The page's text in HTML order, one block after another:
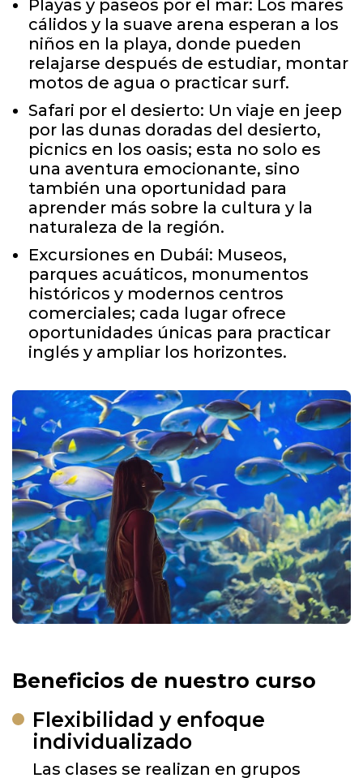
Playas y paseos por el mar: Los mares
cálidos y la suave arena esperan a los
niños en la playa, donde pueden
relajarse después de estudiar, montar
motos de agua o practicar surf.
Safari por el desierto: Un viaje en jeep
por las dunas doradas del desierto,
picnics en los oasis; esta no solo es
una aventura emocionante, sino
también una oportunidad para
aprender más sobre la cultura y la
naturaleza de la región.
Excursiones en Dubái: Museos,
parques acuáticos, monumentos
históricos y modernos centros
comerciales; cada lugar ofrece
oportunidades únicas para practicar
inglés y ampliar los horizontes.
Beneficios de nuestro curso
Flexibilidad y enfoque
individualizado
Las clases se realizan en grupos